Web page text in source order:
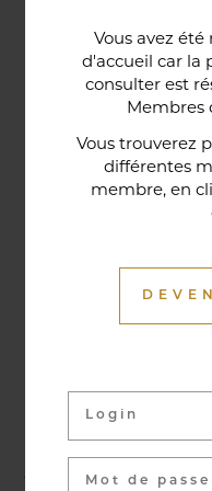
Vous avez
d'accueil car la
consulter est
Membres
Vous trouverez
différentes
membre, en
historique de la
cette trace du
être en ces lieux
contribuent à la
restaurant
relooké en janvier
Activités